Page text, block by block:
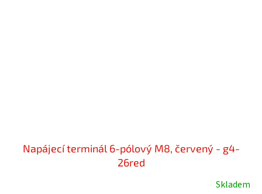
Napájecí terminál 6-pólový M8, červený - g4-
26red
Skladem